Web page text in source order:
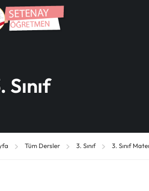
Sınıf
Tüm Dersler 3. Sınıf 3. Sınıf